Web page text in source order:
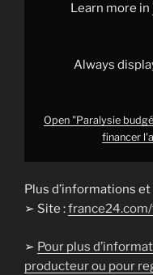
Learn more in
Always
Open "Paralysie
financer
Plus d’informations et
➢ Site :
➢ Pour plus
producteur ou pour